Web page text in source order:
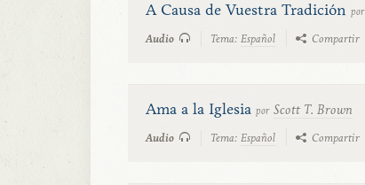
A Causa de Vuestra Tradición por
Audio Tema: Español Compartir
Ama a la Iglesia por Scott T. Brown
Audio Tema: Español Compartir